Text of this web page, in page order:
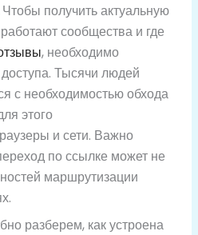
получить актуальную
сообщества и где
, необходимо
Тысячи людей
с необходимостью обхода
этого
и сети. Важно
по ссылке может не
маршрутизации
разберем, как устроена